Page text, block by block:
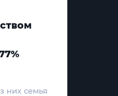
них семья